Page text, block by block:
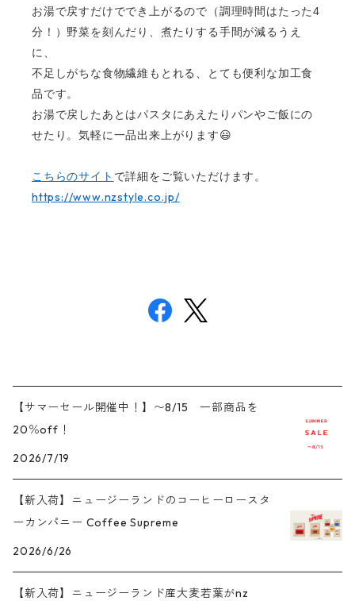
お湯で戻すだけででき上がるので（調理時間はたった4
分！）野菜を刻んだり、煮たりする手間が減るうえ
に、
不足しがちな食物繊維もとれる、とても便利な加工食
品です。
お湯で戻したあとはパスタにあえたりパンやご飯にの
せたり。気軽に一品出来上がります😃
こちらのサイト で詳細をご覧いただけます。
https://www.nzstyle.co.jp/
【サマーセール開催中！】〜8/15 一部商品を
20％off！
2026/7/19
【新入荷】ニュージーランドのコーヒーロースタ
ーカンパニー Coffee Supreme
2026/6/26
【新入荷】ニュージーランド産大麦若葉がnz